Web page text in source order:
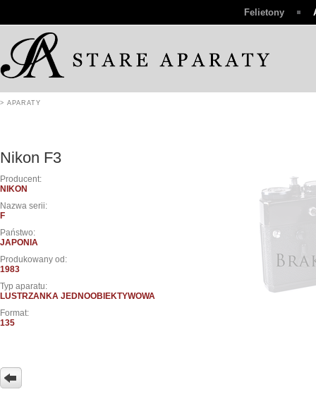
Felietony
> APARATY
Nikon F3
Producent:
NIKON
Nazwa serii:
F
Państwo:
JAPONIA
Produkowany od:
1983
Typ aparatu:
LUSTRZANKA JEDNOOBIEKTYWOWA
Format:
135